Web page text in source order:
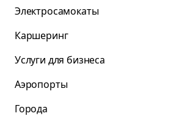
Электросамокаты
Каршеринг
Услуги для бизнеса
Аэропорты
Города